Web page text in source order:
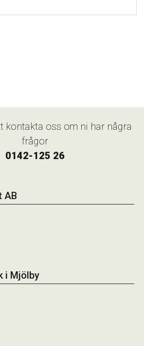
kontakta oss om ni har några
frågor
0142-125 26
AB
i Mjölby